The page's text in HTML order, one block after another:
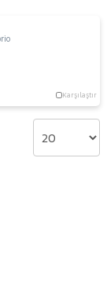
Karşılaştır